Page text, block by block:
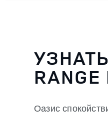
RANGE
Оазис